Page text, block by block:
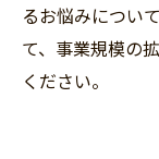
るお悩みについ
て、事業規模の
ください。